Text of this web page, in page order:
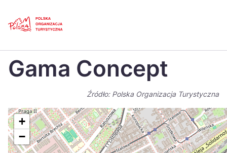
Polski
Español
Italiano
Gama Concept
Źródło: Polska Organizacja Turystyczna
+
−